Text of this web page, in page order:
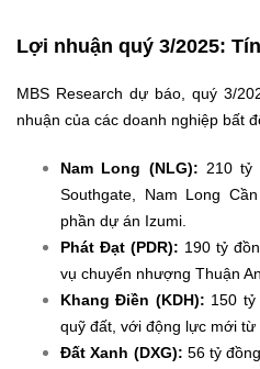
Lợi nhuận quý 3/2025:
MBS Research dự báo, quý 3/
nhuận của các doanh nghiệp bất
Nam Long (NLG): 210 tỷ
Southgate, Nam Long
phần dự án Izumi.
Phát Đạt (PDR): 190 tỷ
vụ chuyển nhượng Thuận
Khang Điền (KDH): 150 tỷ
quỹ đất, với động lực mới từ
Đất Xanh (DXG): 56 tỷ